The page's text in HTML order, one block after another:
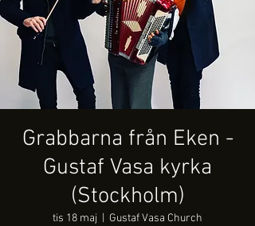
Grabbarna från Eken -
Gustaf Vasa kyrka
(Stockholm)
tis 18 maj Gustaf Vasa Church